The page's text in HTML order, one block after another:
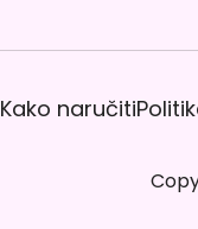
Kako naručiti